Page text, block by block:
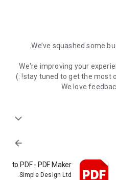
We're improving your
stay tuned to get the most
We love
expand_more
arrow_forward
to PDF - PDF Maker
Simple Design Ltd.